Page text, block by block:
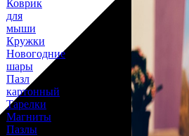
Коврик
для
мыши
Кружки
Новогодние
шары
Пазл
картонный
Тарелки
Магниты
Пазлы